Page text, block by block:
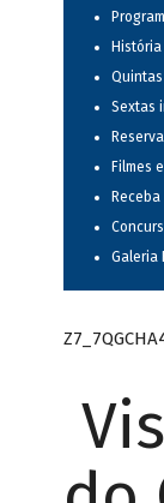
História
Quintas
Sextas
Filmes
Galeria